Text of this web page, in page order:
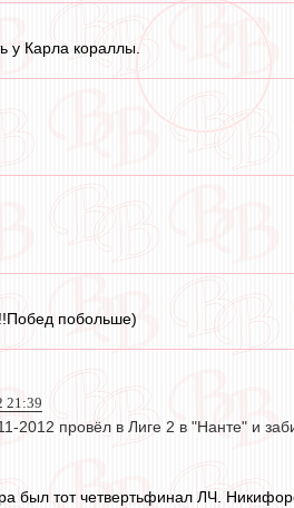
у Карла кораллы.
побольше)
21:39
2012 провёл в Лиге 2 в "Нанте" и
был тот четвертьфинал ЛЧ.